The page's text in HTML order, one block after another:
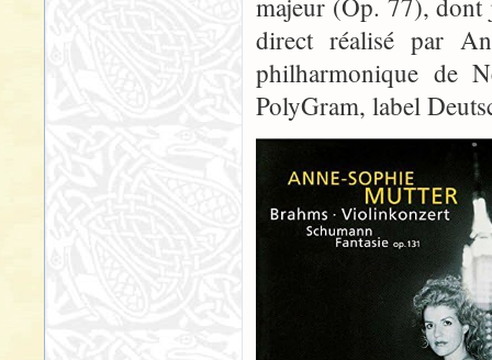
majeur (Op. 77), dont
direct réalisé par
philharmonique de
PolyGram, label